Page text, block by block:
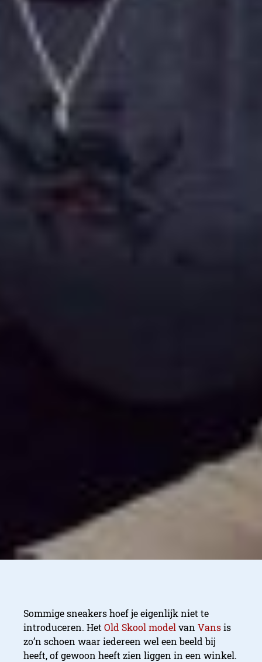
een nieuw
Sommige sneakers hoef je eigenlijk niet te
introduceren. Het Old Skool model van Vansis
zo’n schoen waar iedereen wel een beeld bij
heeft, of gewoon heeft zien liggen in een winkel.